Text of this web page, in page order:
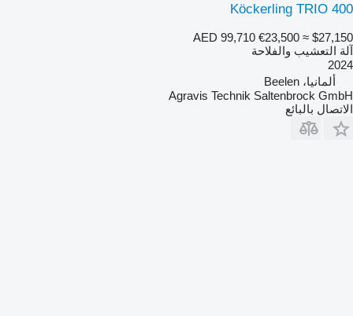
Köckerling TRIO 400
AED 99,710 €23,500 ≈ $27,150
آلة التعشيب والفلاحة
2024
ألمانيا، Beelen
Agravis Technik Saltenbrock GmbH
الاتصال بالبائع